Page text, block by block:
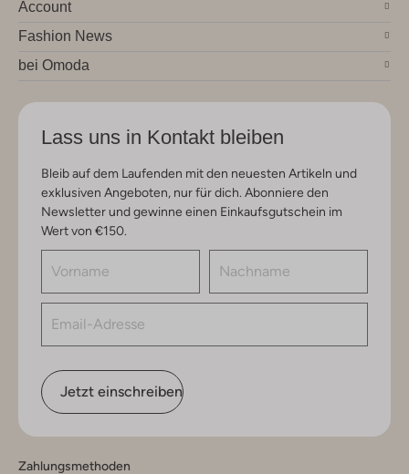
Account
Fashion News
bei Omoda
Lass uns in Kontakt bleiben
Bleib auf dem Laufenden mit den neuesten Artikeln und
exklusiven Angeboten, nur für dich. Abonniere den
Newsletter und gewinne einen Einkaufsgutschein im
Wert von €150.
Jetzt einschreiben
Zahlungsmethoden